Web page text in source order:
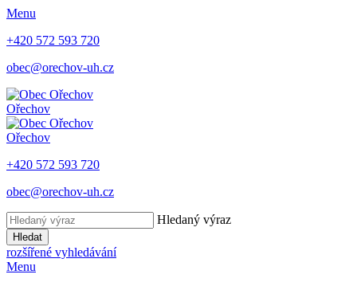
Menu
+420 572 593 720
obec@orechov-uh.cz
Ořechov
Ořechov
+420 572 593 720
obec@orechov-uh.cz
Hledaný výraz
Hledat
rozšířené vyhledávání
Menu